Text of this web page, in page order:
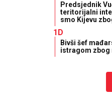
Predsjednik
teritorijalni
smo Kijevu
1D
Bivši šef
istragom zbog